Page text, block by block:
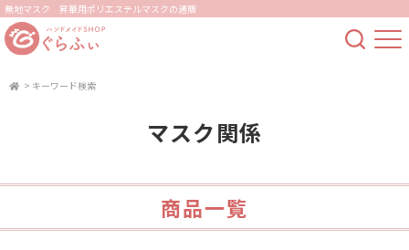
無地マスク 昇華用ポリエステルマスクの通販
> キーワード検索
マスク関係
商品一覧